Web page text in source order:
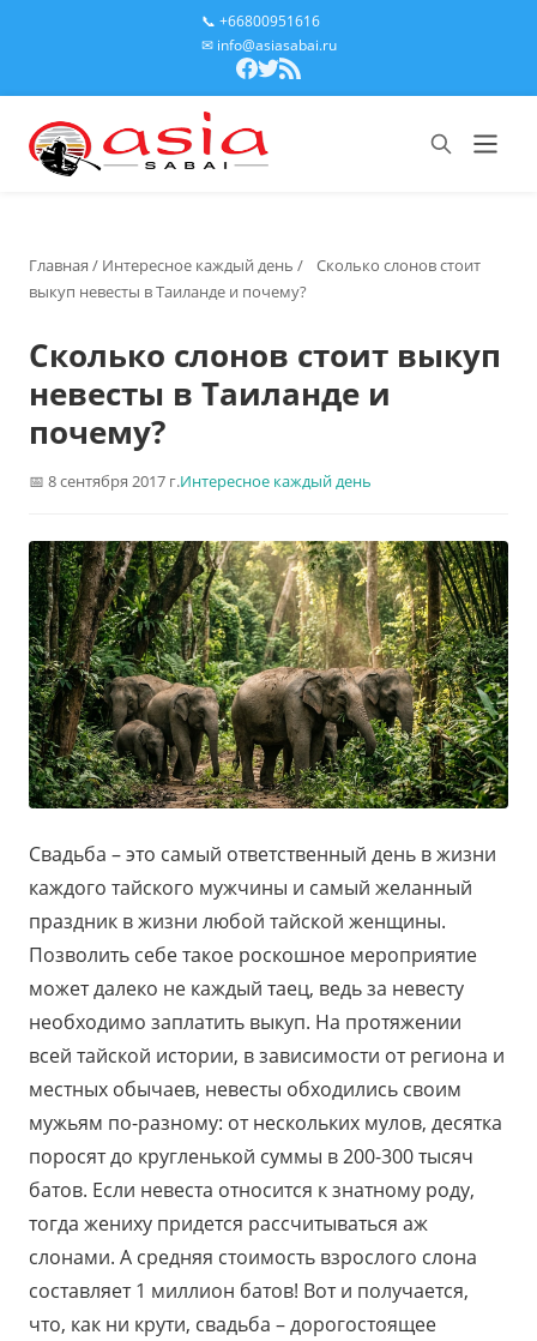
📞 +66800951616
✉ info@asiasabai.ru
Главная / Интересное каждый день /
Сколько слонов стоит
выкуп невесты в Таиланде и почему?
Сколько слонов стоит выкуп
невесты в Таиланде и
почему?
8 сентября 2017 г.Интересное каждый день
Свадьба – это самый ответственный день в жизни
каждого тайского мужчины и самый желанный
праздник в жизни любой тайской женщины.
Позволить себе такое роскошное мероприятие
может далеко не каждый таец, ведь за невесту
необходимо заплатить выкуп. На протяжении
всей тайской истории, в зависимости от региона и
местных обычаев, невесты обходились своим
мужьям по-разному: от нескольких мулов, десятка
поросят до кругленькой суммы в 200-300 тысяч
батов. Если невеста относится к знатному роду,
тогда жениху придется рассчитываться аж
слонами. А средняя стоимость взрослого слона
составляет 1 миллион батов! Вот и получается,
что, как ни крути, свадьба – дорогостоящее